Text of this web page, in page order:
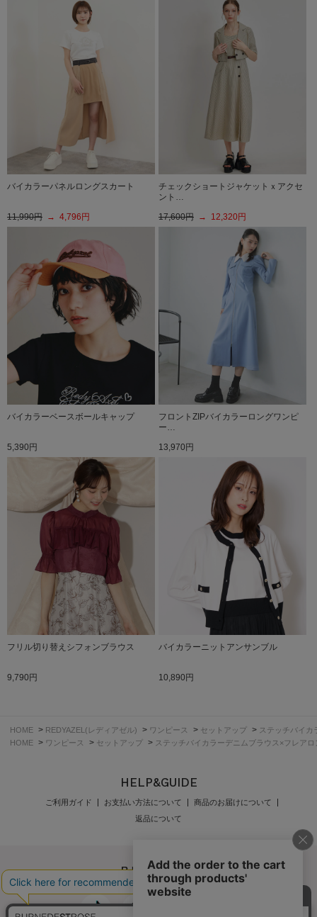
バイカラーパネルロングスカート
11,990円 → 4,796円
チェックショートジャケットｘアクセ
ント…
17,600円 → 12,320円
バイカラーベースボールキャップ
5,390円
フロントZIPバイカラーロングワンピ
ー…
13,970円
フリル切り替えシフォンブラウス
9,790円
バイカラーニットアンサンブル
10,890円
HOME > REDYAZEL(レディアゼル) > ワンピース > セットアップ > ステッチバイカ
HOME > ワンピース > セットアップ > ステッチバイカラーデニムブラウス×フレア
HELP&GUIDE
ご利用ガイド お支払い方法について
商品のお届けについて
返品について